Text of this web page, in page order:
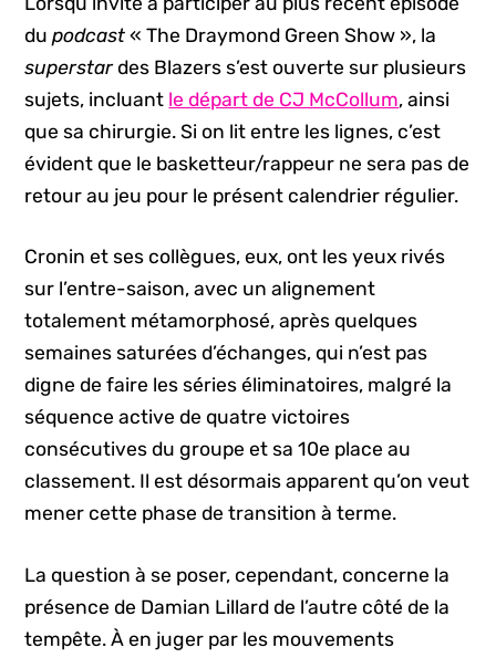
dupodcast« The Draymond Green Show », la
superstardes Blazers s’est ouverte sur plusieurs
sujets, incluant le départ de CJ McCollum, ainsi
que sa chirurgie. Si on lit entre les lignes, c’est
évident que le basketteur/rappeur ne sera pas de
retour au jeu pour le présent calendrier régulier.
Cronin et ses collègues, eux, ont les yeux rivés
sur l’entre-saison, avec un alignement
totalement métamorphosé, après quelques
semaines saturées d’échanges, qui n’est pas
digne de faire les séries éliminatoires, malgré la
séquence active de quatre victoires
consécutives du groupe et sa 10e place au
classement. Il est désormais apparent qu’on veut
mener cette phase de transition à terme.
La question à se poser, cependant, concerne la
présence de Damian Lillard de l’autre côté de la
tempête. À en juger par les mouvements